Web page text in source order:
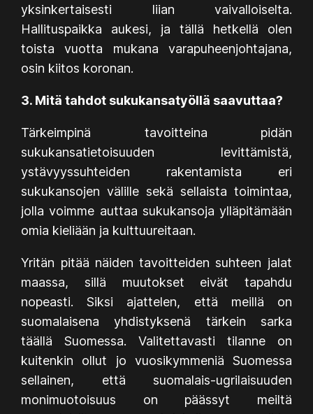
yksinkertaisesti liian vaivalloiselta.
Hallituspaikka aukesi, ja tällä hetkellä olen
toista vuotta mukana varapuheenjohtajana,
osin kiitos koronan.
3. Mitä tahdot sukukansatyöllä saavuttaa?
Tärkeimpinä tavoitteina pidän
sukukansatietoisuuden levittämistä,
ystävyyssuhteiden rakentamista eri
sukukansojen välille sekä sellaista toimintaa,
jolla voimme auttaa sukukansoja ylläpitämään
omia kieliään ja kulttuureitaan.
Yritän pitää näiden tavoitteiden suhteen jalat
maassa, sillä muutokset eivät tapahdu
nopeasti. Siksi ajattelen, että meillä on
suomalaisena yhdistyksenä tärkein sarka
täällä Suomessa. Valitettavasti tilanne on
kuitenkin ollut jo vuosikymmeniä Suomessa
sellainen, että suomalais-ugrilaisuuden
monimuotoisuus on päässyt meiltä